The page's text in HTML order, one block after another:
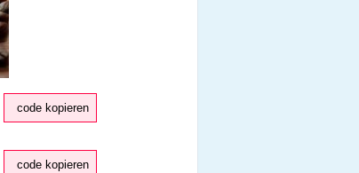
code kopieren
code kopieren